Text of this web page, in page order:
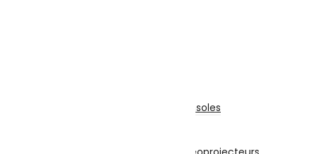
Accessoires Pour Cônsoles